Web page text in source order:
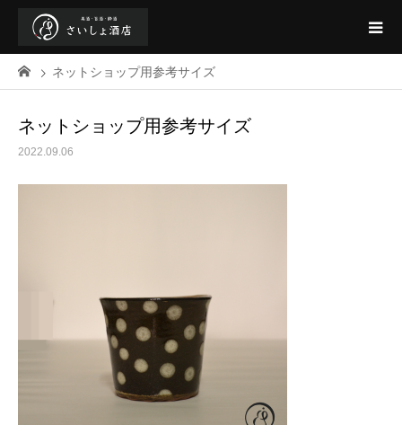
ネットショップ用参考サイズ
ネットショップ用参考サイズ
2022.09.06